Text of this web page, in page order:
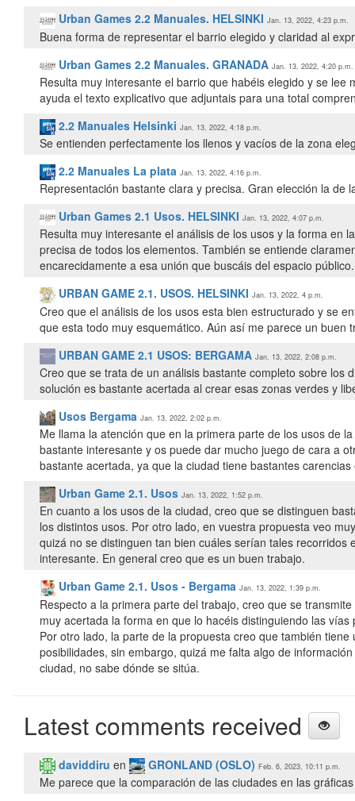
Urban Games 2.2 Manuales. HELSINKI Jan. 13, 2022, 4:23 p.m.
Buena forma de representar el barrio elegido y claridad al
Urban Games 2.2 Manuales. GRANADA Jan. 13, 2022, 4:20 p.m.
Resulta muy interesante el barrio que habéis elegido y se
ayuda el texto explicativo que adjuntais para una total
2.2 Manuales Helsinki Jan. 13, 2022, 4:18 p.m.
Se entienden perfectamente los llenos y vacíos de la zona
2.2 Manuales La plata Jan. 13, 2022, 4:16 p.m.
Representación bastante clara y precisa. Gran elección la
Urban Games 2.1 Usos. HELSINKI Jan. 13, 2022, 4:07 p.m.
Resulta muy interesante el análisis de los usos y la forma en
precisa de todos los elementos. También se entiende
encarecidamente a esa unión que buscáis del espacio
URBAN GAME 2.1. USOS. HELSINKI Jan. 13, 2022, 4 p.m.
Creo que el análisis de los usos esta bien estructurado y se
que esta todo muy esquemático. Aún así me parece un
URBAN GAME 2.1 USOS: BERGAMA Jan. 13, 2022, 2:08 p.m.
Creo que se trata de un análisis bastante completo sobre los
solución es bastante acertada al crear esas zonas verdes y
Usos Bergama Jan. 13, 2022, 2:02 p.m.
Me llama la atención que en la primera parte de los usos de
bastante interesante y os puede dar mucho juego de cara a
bastante acertada, ya que la ciudad tiene bastantes
Urban Game 2.1. Usos Jan. 13, 2022, 1:52 p.m.
En cuanto a los usos de la ciudad, creo que se distinguen
los distintos usos. Por otro lado, en vuestra propuesta veo
quizá no se distinguen tan bien cuáles serían tales
interesante. En general creo que es un buen trabajo.
Urban Game 2.1. Usos - Bergama Jan. 13, 2022, 1:39 p.m.
Respecto a la primera parte del trabajo, creo que se
muy acertada la forma en que lo hacéis distinguiendo las vías
Por otro lado, la parte de la propuesta creo que también
posibilidades, sin embargo, quizá me falta algo de
Latest comments received
daviddiru en GRONLAND (OSLO) Feb. 6, 2023, 10:11 p.m.
Me parece que la comparación de las ciudades en las